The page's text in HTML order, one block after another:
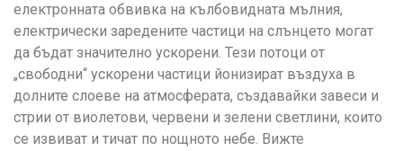
електронната обвивка на кълбовидната мълния,
електрически заредените частици на слънцето могат
да бъдат значително ускорени. Тези потоци от
„свободни“ ускорени частици йонизират въздуха в
долните слоеве на атмосферата, създавайки завеси и
стрии от виолетови, червени и зелени светлини, които
се извиват и тичат по нощното небе. Вижте